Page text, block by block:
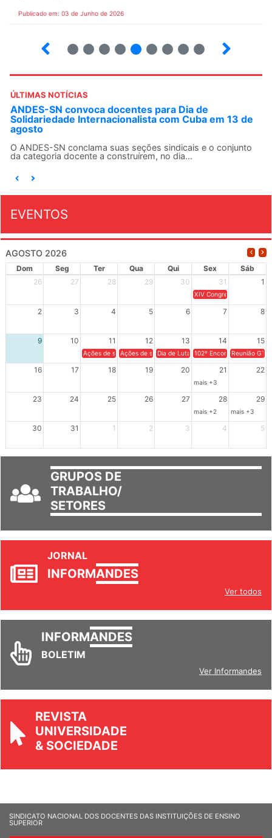
Publicado em: 03 de Junho de 2026
ÚLTIMAS NOTÍCIAS
ANDES-SN convoca docentes para Dia de
Solidariedade Internacionalista com Cuba em 13 de
agosto
O ANDES-SN conclama suas seções sindicais e o conjunto
da categoria docente a construírem, no dia...
EVENTOS
AGOSTO 2026
Dom Seg Ter Qua Qui Sex
Sáb
26
27 28 29 30 31 1
XIV Congresso Brasileiro
2 3 4 5 6 7 8
9 10 11 12 13 14 15
Ações de solidariedade a Cuba no Rio Grande do Sul - 100
Ações de solidariedade a Cuba no Rio Grande do
Dia de Luta em Defesa de Cuba e da
102º Encontro da
Reunião
16 17 18 19 20 21 22
mais +3
23 24 25 26 27 28 29
mais +2 mais +3
30 31 1 2 3 4 5
GRUPOS DE
TRABALHO/
SETORES
JORNAL
INFORMANDES
Ver todos
INFORMANDES
BOLETIM
Ver Informandes
REVISTA
UNIVERSIDADE
& SOCIEDADE
SINDICATO NACIONAL DOS DOCENTES DAS INSTITUIÇÕES DE ENSINO
SUPERIOR